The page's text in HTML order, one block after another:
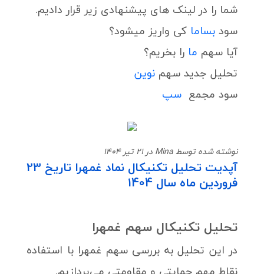
شما را در لینک های پیشنهادی زیر قرار دادیم.
سودبساما کی واریز میشود؟
آیا سهم ما را بخریم؟
تحلیل جدید سهم نوین
سود مجمع سپ
نوشته شده توسط Mina در 21 تیر 1404
آپدیت تحلیل تکنیکال نماد غمهرا تاریخ 23
فروردین ماه سال 1404
تحلیل تکنیکال سهم غمهرا
در این تحلیل به بررسی سهم غمهرا با استفاده